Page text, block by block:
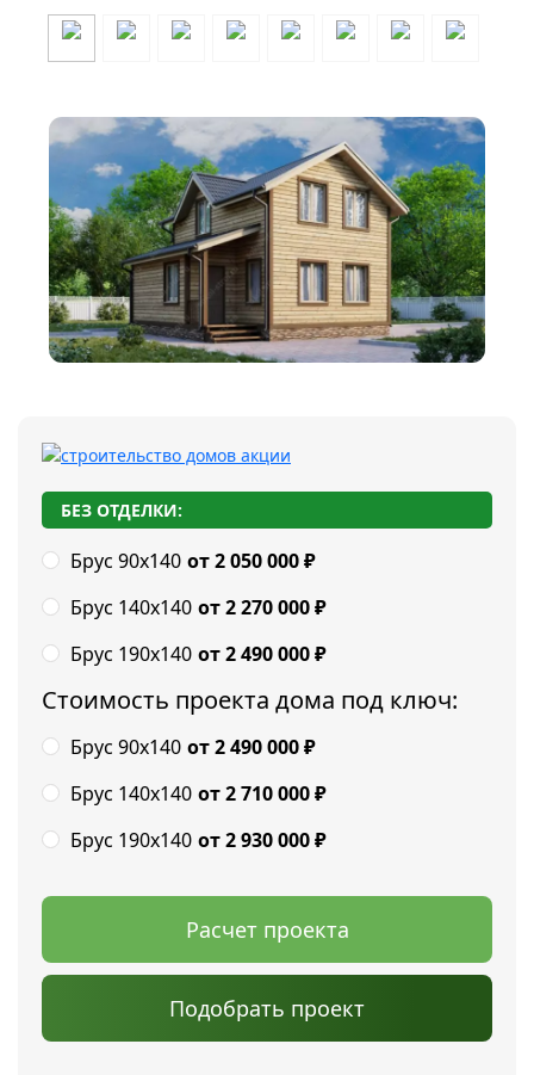
БЕЗ ОТДЕЛКИ:
Брус 90х140 от 2 050 000₽
Брус 140х140 от 2 270 000₽
Брус 190х140 от 2 490 000₽
Стоимость проекта дома под ключ:
Брус 90х140 от 2 490 000₽
Брус 140х140 от 2 710 000₽
Брус 190х140 от 2 930 000₽
Расчет проекта
Подобрать проект